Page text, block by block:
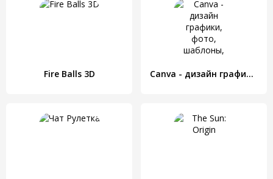
Fire Balls 3D Canva - дизайн графики, фото, шаблоны, логотипы